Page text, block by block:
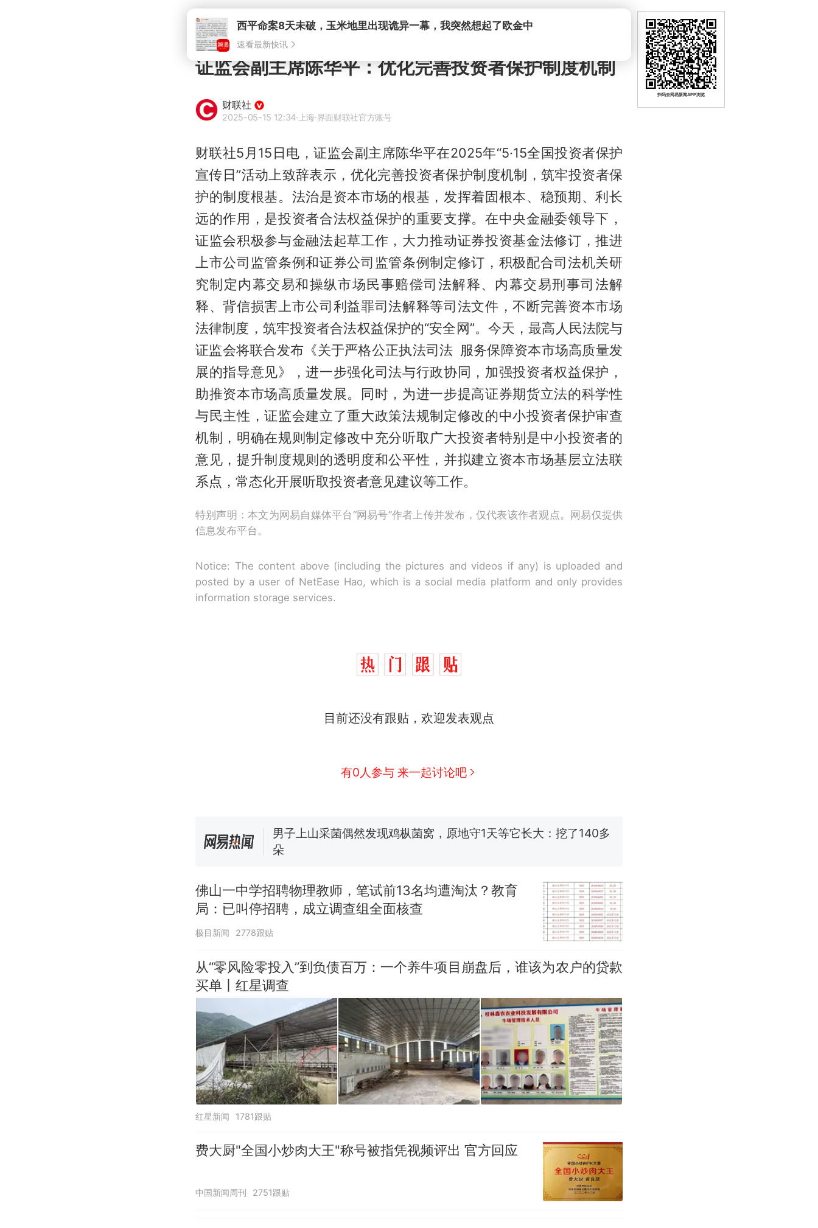
西平命案8天未破，玉米地里出现诡异一幕，我突然想起了欧金中
速看最新快讯
证监会副主席陈华平：优化完善投资者保护制度机制
财联社
2025-05-15 12:34·上海·界面财联社官方账号
财联社5月15日电，证监会副主席陈华平在2025年“5·15全国投资者保护
宣传日”活动上致辞表示，优化完善投资者保护制度机制，筑牢投资者保
护的制度根基。法治是资本市场的根基，发挥着固根本、稳预期、利长
远的作用，是投资者合法权益保护的重要支撑。在中央金融委领导下，
证监会积极参与金融法起草工作，大力推动证券投资基金法修订，推进
上市公司监管条例和证券公司监管条例制定修订，积极配合司法机关研
究制定内幕交易和操纵市场民事赔偿司法解释、内幕交易刑事司法解
释、背信损害上市公司利益罪司法解释等司法文件，不断完善资本市场
法律制度，筑牢投资者合法权益保护的“安全网”。今天，最高人民法院与
证监会将联合发布《关于严格公正执法司法 服务保障资本市场高质量发
展的指导意见》，进一步强化司法与行政协同，加强投资者权益保护，
助推资本市场高质量发展。同时，为进一步提高证券期货立法的科学性
与民主性，证监会建立了重大政策法规制定修改的中小投资者保护审查
机制，明确在规则制定修改中充分听取广大投资者特别是中小投资者的
意见，提升制度规则的透明度和公平性，并拟建立资本市场基层立法联
系点，常态化开展听取投资者意见建议等工作。
特别声明：本文为网易自媒体平台“网易号”作者上传并发布，仅代表该作者观点。网易仅提供
信息发布平台。
Notice: The content above (including the pictures and videos if any) is uploaded and
posted by a user of NetEase Hao, which is a social media platform and only provides
information storage services.
目前还没有跟贴，欢迎发表观点
有0人参与 来一起讨论吧
制裁瓜子饺子，美国怕什么？
男子上山采菌偶然发现鸡枞菌窝，原地守1天等它长大：挖了140多
朵
参考消息）
笔试第一被第二名传话劝弃考 官方通报
那个在床头放菜刀的女孩，因老师一句“跟我回家”改写了人生
佛山一中学招聘物理教师，笔试前13名均遭淘汰？教育
局：已叫停招聘，成立调查组全面核查
极目新闻 2778跟贴
从“零风险零投入”到负债百万：一个养牛项目崩盘后，谁该为农户的贷款
买单丨红星调查
红星新闻 1781跟贴
费大厨"全国小炒肉大王"称号被指凭视频评出 官方回应
中国新闻周刊 2751跟贴
扫码去网易新闻APP浏览